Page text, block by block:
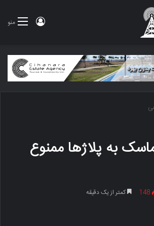
منو ورود
به پلاژها ممنوع
148 کمتر از یک دقیقه